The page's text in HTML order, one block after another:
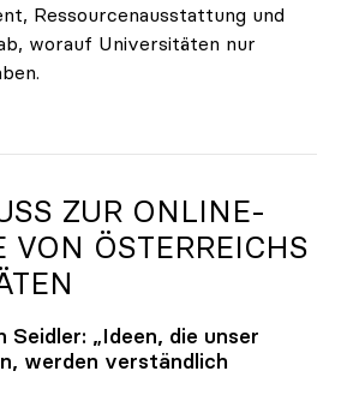
Ressourcenausstattung und
worauf Universitäten nur
Studieren ist im ureigenen
ZUR ONLINE-
VON ÖSTERREICHS
Seidler: „Ideen, die unser
werden verständlich